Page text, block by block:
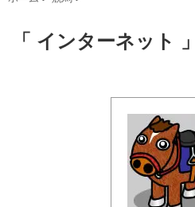
「 インターネット